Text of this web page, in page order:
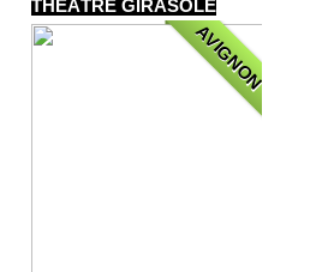
THÉÂTRE GIRASOLE
AVIGNON